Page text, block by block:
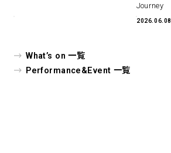
Journey
What’s on 一覧
Performance&Event 一覧